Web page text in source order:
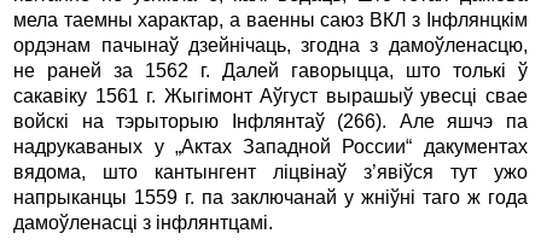
мела таемны характар, а ваенны саюз ВКЛ з Інфлянцкім
ордэнам пачынаў дзейнічаць, згодна з дамоўленасцю,
не раней за 1562 г. Далей гаворыцца, што толькі ў
сакавіку 1561 г. Жыгі­монт Аўгуст вырашыў увесці свае
войскі на тэрыторыю Інфлянтаў (266). Але яшчэ па
надрукаваных у „Актах Западной России“ дакументах
вядома, што кантынгент ліцвінаў з’явіўся тут ужо
напрыканцы 1559 г. па заключанай у жніўні таго ж года
дамоўленасці з інфлянтцамі.